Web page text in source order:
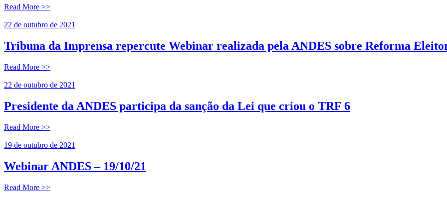
Read More >>
22 de outubro de 2021
Tribuna da Imprensa repercute Webinar realizada pela ANDES sobre Reforma
Read More >>
22 de outubro de 2021
Presidente da ANDES participa da sanção da Lei que criou o TRF 6
Read More >>
19 de outubro de 2021
Webinar ANDES – 19/10/21
Read More >>